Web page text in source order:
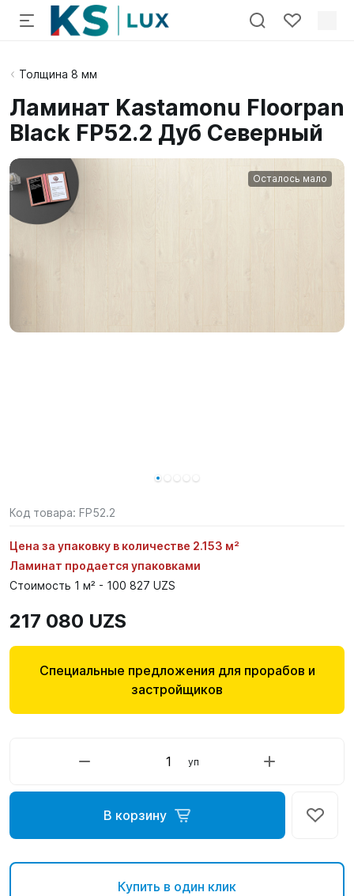
Толщина 8 мм
Ламинат Kastamonu Floorpan
Black FP52.2 Дуб Северный
Осталось мало
Код товара: FP52.2
Цена за упаковку в количестве 2.153 м²
Ламинат продается упаковками
Стоимость 1 м² - 100 827 UZS
217 080 UZS
Специальные предложения для прорабов и
застройщиков
уп
В корзину
Купить в один клик